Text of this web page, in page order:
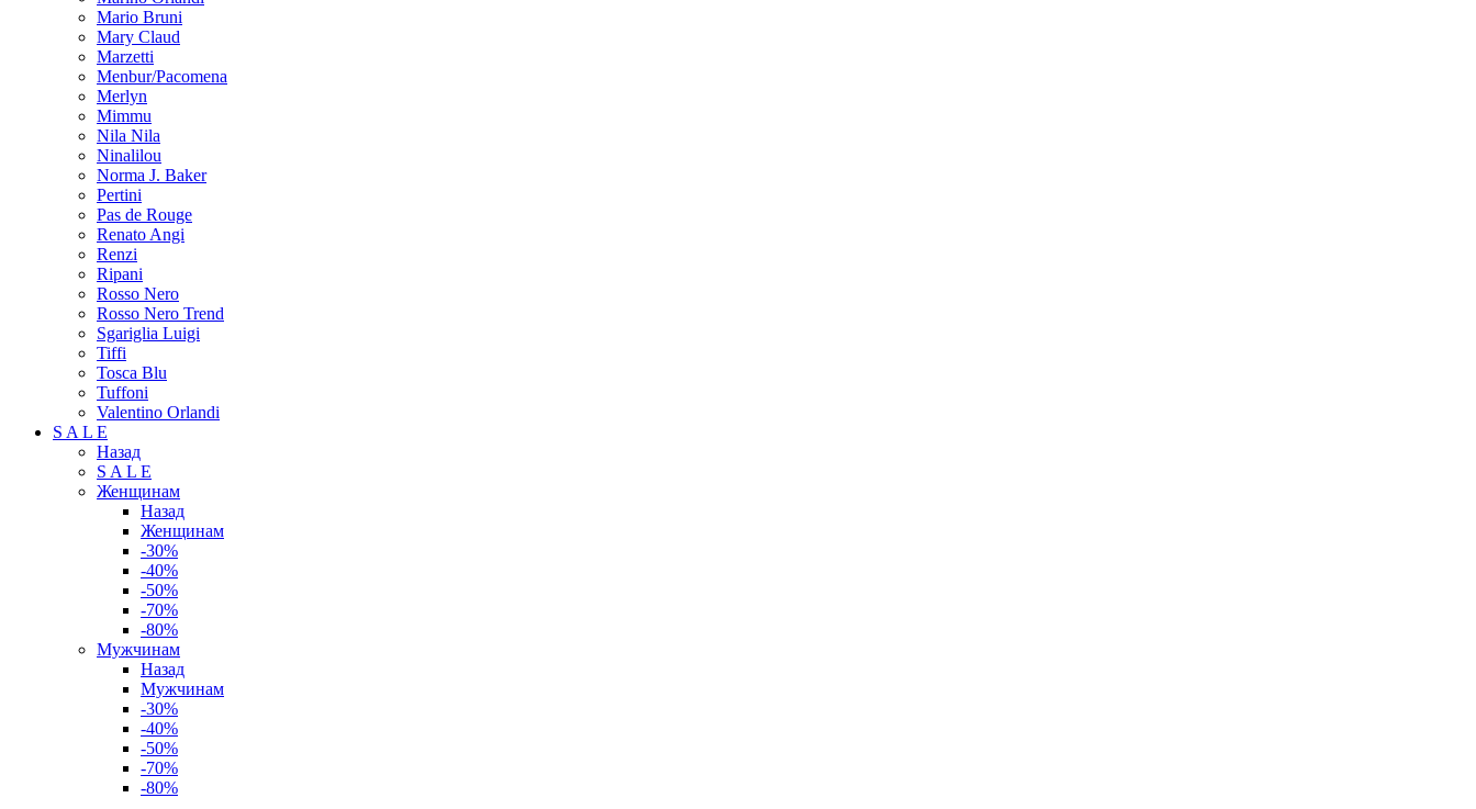
Mario Bruni
Mary Claud
Marzetti
Menbur/Pacomena
Merlyn
Mimmu
Nila Nila
Ninalilou
Norma J. Baker
Pertini
Pas de Rouge
Renato Angi
Renzi
Ripani
Rosso Nero
Rosso Nero Trend
Sgariglia Luigi
Tiffi
Tosca Blu
Tuffoni
Valentino Orlandi
S A L E
Назад
S A L E
Женщинам
Назад
Женщинам
-30%
-40%
-50%
-70%
-80%
Мужчинам
Назад
Мужчинам
-30%
-40%
-50%
-70%
-80%